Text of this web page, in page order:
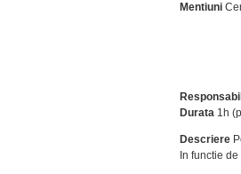
Mentiuni
Durata 1h
Descriere
In functie